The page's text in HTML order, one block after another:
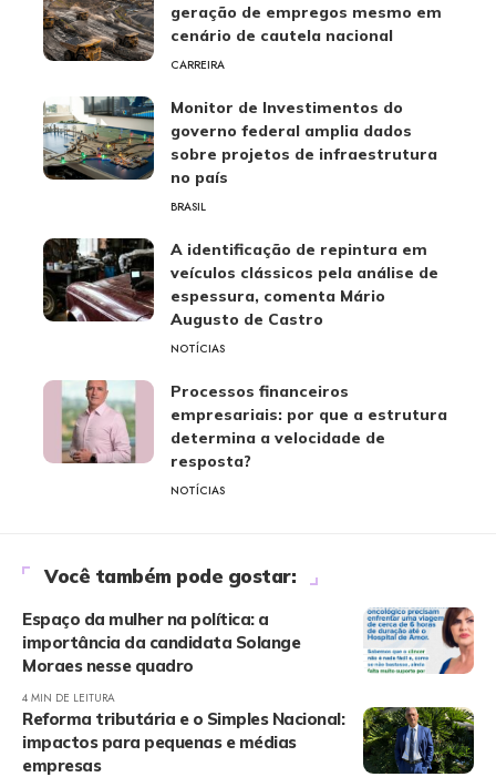
geração de empregos mesmo em
cenário de cautela nacional
CARREIRA
Monitor de Investimentos do
governo federal amplia dados
sobre projetos de infraestrutura
no país
BRASIL
A identificação de repintura em
veículos clássicos pela análise de
espessura, comenta Mário
Augusto de Castro
NOTÍCIAS
Processos financeiros
empresariais: por que a estrutura
determina a velocidade de
resposta?
NOTÍCIAS
Você também pode gostar:
Espaço da mulher na política: a
importância da candidata Solange
Moraes nesse quadro
4 MIN DE LEITURA
Reforma tributária e o Simples Nacional:
impactos para pequenas e médias
empresas